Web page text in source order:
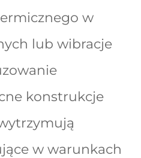
w
lub wibracje
konstrukcje
w warunkach